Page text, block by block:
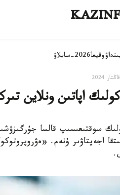
وقيعا2026-سايلاۋ
اپاتىن ونلاين
سوقتىعىسىپ قالسا
اجەپتاۋىر ۇنەم.